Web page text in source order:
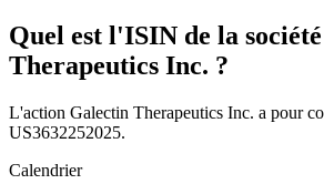
Quel est l'ISIN de la
Therapeutics Inc. ?
L'action Galectin Therapeutics Inc. a pour
US3632252025.
Calendrier